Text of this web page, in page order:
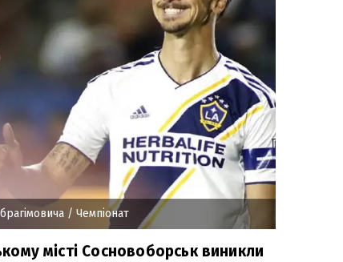
/ Чемпіонат
місті Сосновоборськ виникли